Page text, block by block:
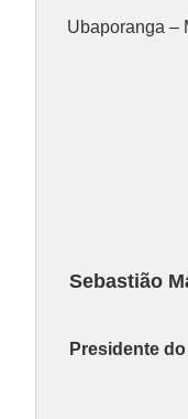
Ubaporanga –
Sebastião
Presidente